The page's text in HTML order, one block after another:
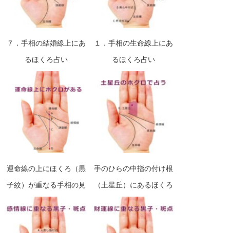
７．手相の結婚線上にあ
るほくろ占い
１．手相の生命線上にあ
るほくろ占い
運命線の上にほくろ（黒
子紋）が重なる手相の見
方
手のひらの中指の付け根
（土星丘）にあるほくろ
占い